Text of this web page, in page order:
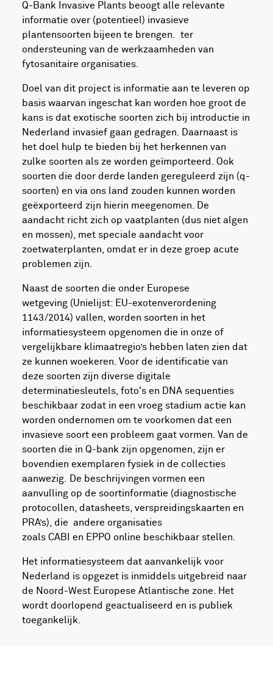
Q-Bank Invasive Plants beoogt alle relevante
informatie over (potentieel) invasieve
plantensoorten bijeen te brengen. ter
ondersteuning van de werkzaamheden van
fytosanitaire organisaties.
Doel van dit project is informatie aan te leveren op
basis waarvan ingeschat kan worden hoe groot de
kans is dat exotische soorten zich bij introductie in
Nederland invasief gaan gedragen. Daarnaast is
het doel hulp te bieden bij het herkennen van
zulke soorten als ze worden geïmporteerd. Ook
soorten die door derde landen gereguleerd zijn (q-
soorten) en via ons land zouden kunnen worden
geëxporteerd zijn hierin meegenomen. De
aandacht richt zich op vaatplanten (dus niet algen
en mossen), met speciale aandacht voor
zoetwaterplanten, omdat er in deze groep acute
problemen zijn.
Naast de soorten die onder Europese
wetgeving (Unielijst: EU-exotenverordening
1143/2014) vallen, worden soorten in het
informatiesysteem opgenomen die in onze of
vergelijkbare klimaatregio’s hebben laten zien dat
ze kunnen woekeren. Voor de identificatie van
deze soorten zijn diverse digitale
determinatiesleutels, foto's en DNA sequenties
beschikbaar zodat in een vroeg stadium actie kan
worden ondernomen om te voorkomen dat een
invasieve soort een probleem gaat vormen. Van de
soorten die in Q-bank zijn opgenomen, zijn er
bovendien exemplaren fysiek in de collecties
aanwezig. De beschrijvingen vormen een
aanvulling op de soortinformatie (diagnostische
protocollen, datasheets, verspreidingskaarten en
PRA’s), die andere organisaties
zoals CABI en EPPO online beschikbaar stellen.
Het informatiesysteem dat aanvankelijk voor
Nederland is opgezet is inmiddels uitgebreid naar
de Noord-West Europese Atlantische zone. Het
wordt doorlopend geactualiseerd en is publiek
toegankelijk.